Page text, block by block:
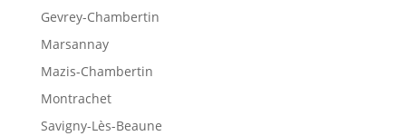
Gevrey-Chambertin
Marsannay
Mazis-Chambertin
Montrachet
Savigny-Lès-Beaune